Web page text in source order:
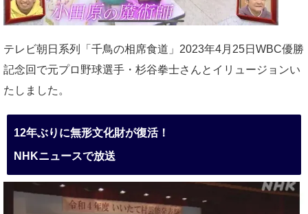
テレビ朝日系列「千鳥の相席食道」2023年4月25日WBC優勝
記念回で元プロ野球選手・杉谷拳士さんとイリュージョンい
たしました。
12年ぶりに無形文化財が復活！
NHKニュースで放送